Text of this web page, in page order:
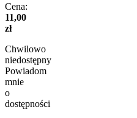
Cena:
11,00
zł
Chwilowo
niedostępny
Powiadom
mnie
o
dostępności